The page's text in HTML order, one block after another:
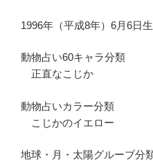
1996年（平成8年）6月6日
動物占い60キャラ分類
正直なこじか
動物占いカラー分類
こじかのイエロー
地球・月・太陽グルーブ分